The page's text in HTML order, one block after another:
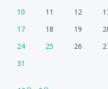
10
11 12
17
18 19
24
25 26
31